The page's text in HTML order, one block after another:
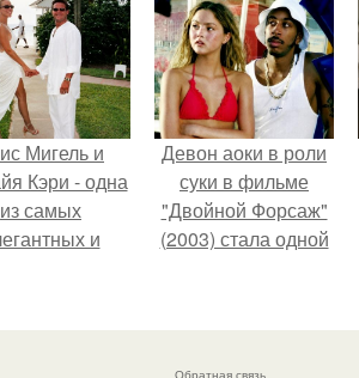
Мигель и
Кэри - одна
из самых
и
Девон аоки в роли
суки в фильме
"Двойной Форсаж"
(2003) стала одной
героинь всей
Обратная связь